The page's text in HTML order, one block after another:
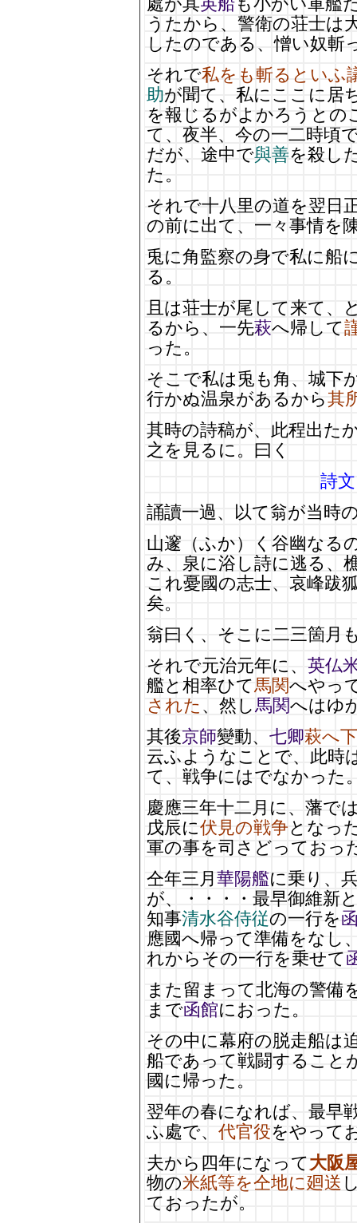
うたから、警衛の荘士は
したのである、憎い奴斬
それで私をも斬るといふ
助が聞て、私にここに居
を報じるがよかろうとの
て、夜半、今の一二時頃
だが、途中で與善を殺し
た。
それで十八里の道を翌日
の前に出て、一々事情を
兎に角監察の身で私に船
る。
且は荘士が尾して来て、
るから、一先萩へ帰して
った。
そこで私は兎も角、城下
行かぬ温泉があるから其
其時の詩稿が、此程出た
之を見るに。曰く
詩
誦讀一過、以て翁が当時
山邃（ふか）く谷幽なる
み、泉に浴し詩に逃る、
これ憂國の志士、哀峰跋
矣。
翁曰く、そこに二三箇月
それで元治元年に、 英仏
艦と相率ひて馬関へやっ
された 、然し馬関へはゆ
其後京師變動、 七卿萩へ
云ふようなことで、此時
て、戦争にはでなかった
慶應三年十二月に、藩で
戊辰に伏見の戦争となっ
軍の事を司さどっておっ
仝年三月 華陽艦に乗り、
が、・・・・最早御維新
知事清水谷侍従の一行を
應國へ帰って準備をなし
れからその一行を乗せて
また留まって北海の警備
まで函館におった。
その中に幕府の脱走船は
船であって戦闘すること
國に帰った。
翌年の春になれば、最早
ふ處で、 代官役をやって
夫から四年になって大阪
物の米紙等を仝地に廻送
ておったが。